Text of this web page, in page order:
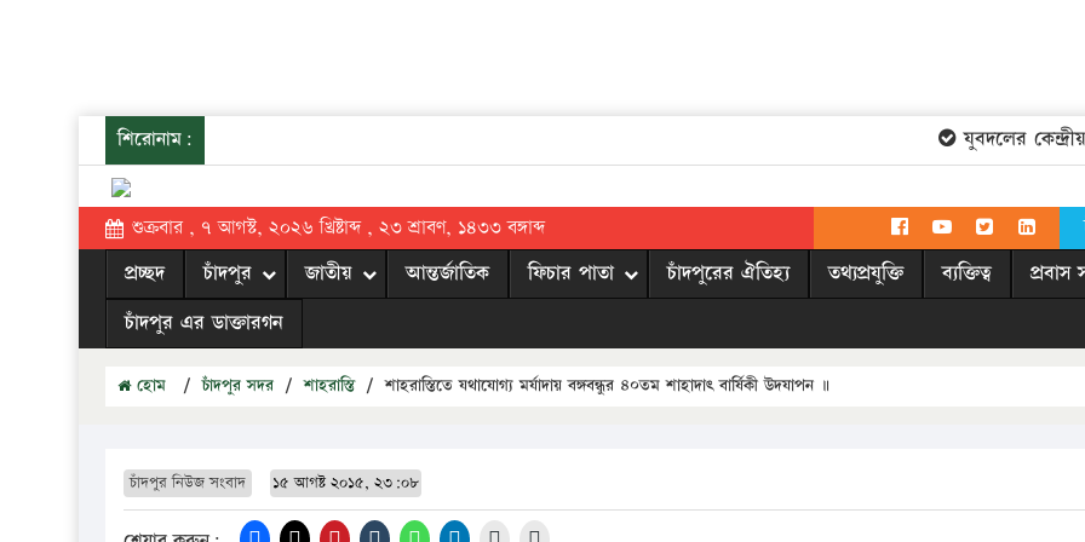
শিরোনাম: যুবদলের কেন্দ্রীয়
শুক্রবার , ৭ আগস্ট, ২০২৬ খ্রিষ্টাব্দ , ২৩ শ্রাবণ, ১৪৩৩ বঙ্গাব্দ
প্রচ্ছদ চাঁদপুর জাতীয় আন্তর্জাতিক ফিচার পাতা চাঁদপুরের ঐতিহ্য তথ্যপ্রযুক্তি ব্যক্তিত্ব প্রবাস
চাঁদপুর এর ডাক্তারগন
হোম / চাঁদপুর সদর / শাহরাস্তি / শাহরাস্তিতে যথাযোগ্য মর্যাদায় বঙ্গবন্ধুর ৪০তম শাহাদাৎ বার্ষিকী উদযাপন ॥
চাঁদপুর নিউজ সংবাদ ১৫ আগষ্ট ২০১৫, ২৩:০৮